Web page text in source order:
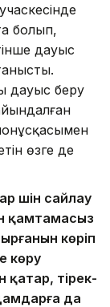
болып,
дауыс
дауыс беру
өзге де
үшін сайлау
қамтамасыз
көріп
көру
қатар, тірек-
да